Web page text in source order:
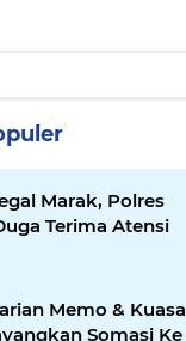
Marak, Polres
Terima Atensi
Memo & Kuasa
Somasi Ke